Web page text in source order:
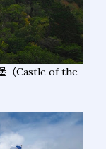
（Castle of the